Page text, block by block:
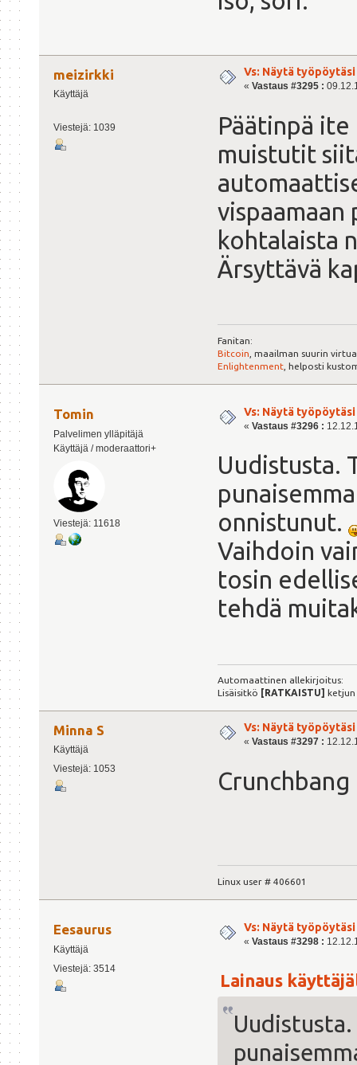
meizirkki
Käyttäjä
Viestejä: 1039
Vs: Näytä työpöytäsi
« Vastaus #3295 :
Päätinpä
muistutit
kohtalaista
Ärsyttävä
Fanitan:
Bitcoin , maailman suurin
Enlightenment , helposti
Tomin
Palvelimen ylläpitäjä
Käyttäjä / moderaattori+
Viestejä: 11618
Vs: Näytä työpöytäsi
« Vastaus #3296 :
Uudistusta.
onnistunut.
Vaihdoin
tosin
tehdä
Automaattinen allekirjoitus:
Lisäisitkö [RATKAISTU]
Minna S
Käyttäjä
Viestejä: 1053
Vs: Näytä työpöytäsi
« Vastaus #3297 :
Crunchbang
Linux user # 406601
Eesaurus
Käyttäjä
Viestejä: 3514
Vs: Näytä työpöytäsi
« Vastaus #3298 :
Lainaus